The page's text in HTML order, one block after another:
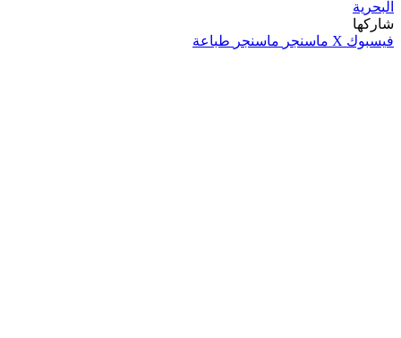
البحرية
شاركها
فيسبوك ‫X ماسنجر ماسنجر طباعة